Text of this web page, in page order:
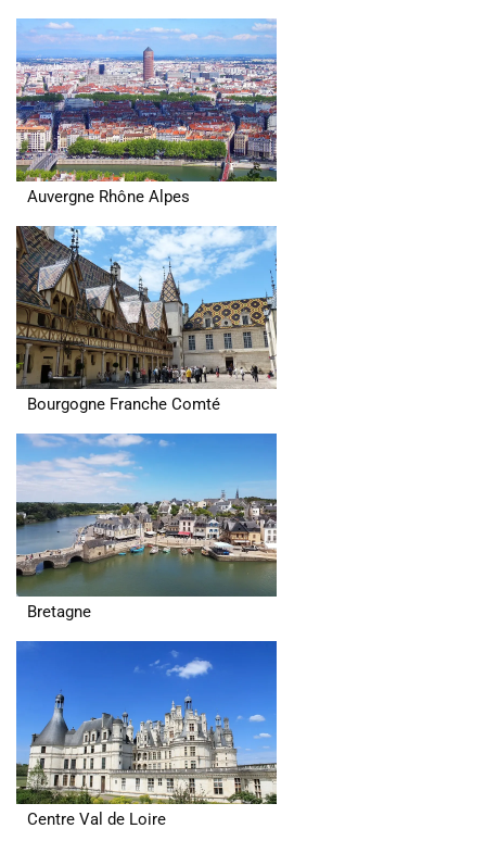
Auvergne Rhône Alpes
Bourgogne Franche Comté
Bretagne
Centre Val de Loire